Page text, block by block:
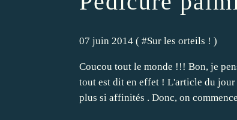
07 juin 2014 ( #Sur les orteils ! )
Coucou tout le monde !!! Bon, je
tout est dit en effet ! L'article du
plus si affinités . Donc, on